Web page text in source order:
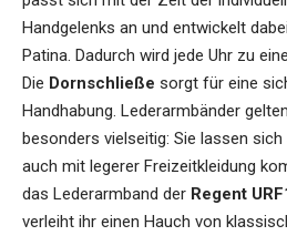
Handgelenks an und entwickelt
Patina. Dadurch wird jede Uhr zu
Die Dornschließe sorgt für eine
Handhabung. Lederarmbänder
besonders vielseitig: Sie lassen
auch mit legerer Freizeitkleidung
das Lederarmband der Regent
verleiht ihr einen Hauch von